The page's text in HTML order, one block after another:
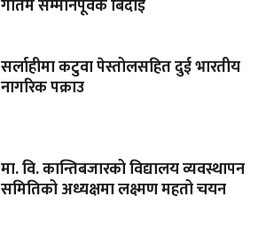
गौतम सम्मानपूर्वक बिदाइ
सर्लाहीमा कटुवा पेस्तोलसहित दुई भारतीय
नागरिक पक्राउ
मा. वि. कान्तिबजारको विद्यालय व्यवस्थापन
समितिको अध्यक्षमा लक्ष्मण महतो चयन